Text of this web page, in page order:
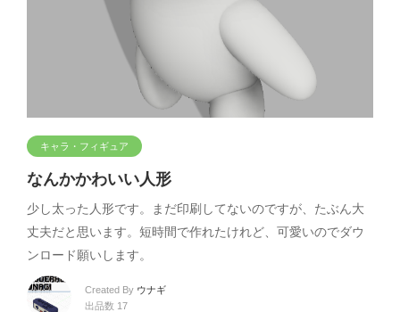
キャラ・フィギュア
なんかかわいい人形
少し太った人形です。まだ印刷してないのですが、たぶん大
丈夫だと思います。短時間で作れたけれど、可愛いのでダウ
ンロード願いします。
Created By ウナギ
出品数 17